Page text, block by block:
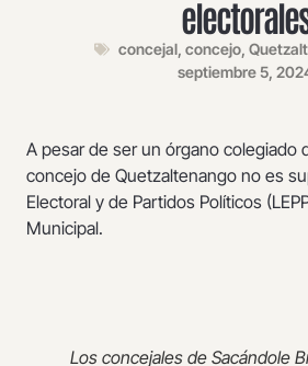
concejal, concejo,
septiembre 5,
A pesar de ser un órgano colegiado
concejo de Quetzaltenango no es
Electoral y de Partidos Políticos
Municipal.
Los concejales de Sacándole